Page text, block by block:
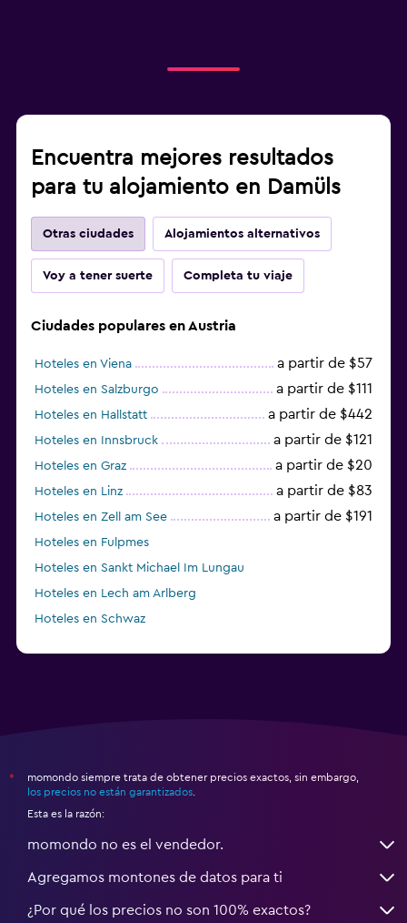
Encuentra mejores resultados
para tu alojamiento en Damüls
Otras ciudades Alojamientos alternativos
Voy a tener suerte Completa tu viaje
Ciudades populares en Austria
Hoteles en Viena a partir de $57
Hoteles en Salzburgo a partir de $111
Hoteles en Hallstatt a partir de $442
Hoteles en Innsbruck a partir de $121
Hoteles en Graz a partir de $20
Hoteles en Linz a partir de $83
Hoteles en Zell am See a partir de $191
Hoteles en Fulpmes
Hoteles en Sankt Michael Im Lungau
Hoteles en Lech am Arlberg
Hoteles en Schwaz
*
momondo siempre trata de obtener precios exactos, sin embargo,
los precios no están garantizados
Esta es la razón:
momondo no es el vendedor.
Agregamos montones de datos para ti
¿Por qué los precios no son 100% exactos?